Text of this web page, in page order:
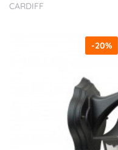
CARDIFF
-20%